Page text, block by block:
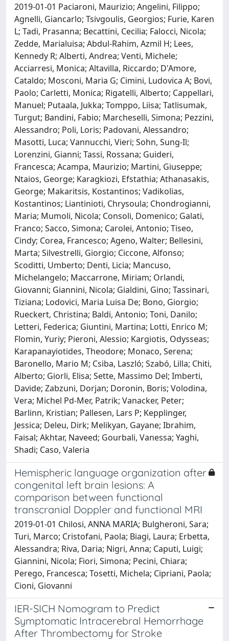
2019-01-01 Paciaroni, Maurizio; Angelini, Filippo;
Agnelli, Giancarlo; Tsivgoulis, Georgios; Furie, Karen
L; Tadi, Prasanna; Becattini, Cecilia; Falocci, Nicola;
Zedde, Marialuisa; Abdul-Rahim, Azmil H; Lees,
Kennedy R; Alberti, Andrea; Venti, Michele;
Acciarresi, Monica; Altavilla, Riccardo; D'Amore,
Cataldo; Mosconi, Maria G; Cimini, Ludovica A; Bovi,
Paolo; Carletti, Monica; Rigatelli, Alberto; Cappellari,
Manuel; Putaala, Jukka; Tomppo, Liisa; Tatlisumak,
Turgut; Bandini, Fabio; Marcheselli, Simona; Pezzini,
Alessandro; Poli, Loris; Padovani, Alessandro;
Masotti, Luca; Vannucchi, Vieri; Sohn, Sung-Il;
Lorenzini, Gianni; Tassi, Rossana; Guideri,
Francesca; Acampa, Maurizio; Martini, Giuseppe;
Ntaios, George; Karagkiozi, Efstathia; Athanasakis,
George; Makaritsis, Kostantinos; Vadikolias,
Kostantinos; Liantinioti, Chrysoula; Chondrogianni,
Maria; Mumoli, Nicola; Consoli, Domenico; Galati,
Franco; Sacco, Simona; Carolei, Antonio; Tiseo,
Cindy; Corea, Francesco; Ageno, Walter; Bellesini,
Marta; Silvestrelli, Giorgio; Ciccone, Alfonso;
Scoditti, Umberto; Denti, Licia; Mancuso,
Michelangelo; Maccarrone, Miriam; Orlandi,
Giovanni; Giannini, Nicola; Gialdini, Gino; Tassinari,
Tiziana; Lodovici, Maria Luisa De; Bono, Giorgio;
Rueckert, Christina; Baldi, Antonio; Toni, Danilo;
Letteri, Federica; Giuntini, Martina; Lotti, Enrico M;
Flomin, Yuriy; Pieroni, Alessio; Kargiotis, Odysseas;
Karapanayiotides, Theodore; Monaco, Serena;
Baronello, Mario M; Csiba, Laszló; Szabó, Lilla; Chiti,
Alberto; Giorli, Elisa; Sette, Massimo Del; Imberti,
Davide; Zabzuni, Dorjan; Doronin, Boris; Volodina,
Vera; Michel Pd-Mer, Patrik; Vanacker, Peter;
Barlinn, Kristian; Pallesen, Lars P; Kepplinger,
Jessica; Deleu, Dirk; Melikyan, Gayane; Ibrahim,
Faisal; Akhtar, Naveed; Gourbali, Vanessa; Yaghi,
Shadi; Caso, Valeria
Hemispheric language organization after
congenital left brain lesions: A
comparison between functional
transcranial Doppler and functional MRI
2019-01-01 Chilosi, ANNA MARIA; Bulgheroni, Sara;
Turi, Marco; Cristofani, Paola; Biagi, Laura; Erbetta,
Alessandra; Riva, Daria; Nigri, Anna; Caputi, Luigi;
Giannini, Nicola; Fiori, Simona; Pecini, Chiara;
Perego, Francesca; Tosetti, Michela; Cipriani, Paola;
Cioni, Giovanni
IER-SICH Nomogram to Predict
Symptomatic Intracerebral Hemorrhage
After Thrombectomy for Stroke